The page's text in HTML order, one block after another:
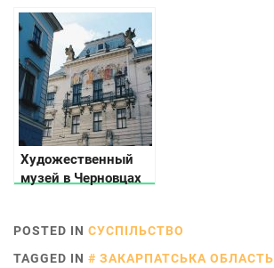
світу, просто в
захваті від України
Художественный
музей в Черновцах
POSTED IN СУСПІЛЬСТВО
TAGGED IN
ЗАКАРПАТСЬКА ОБЛАСТЬ